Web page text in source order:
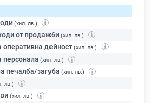
(хил. лв.)
от продажби (хил. лв.)
оперативна дейност (хил. лв.)
персонала (хил. лв.)
печалба/загуба (хил. лв.)
лв.)
(хил. лв.)